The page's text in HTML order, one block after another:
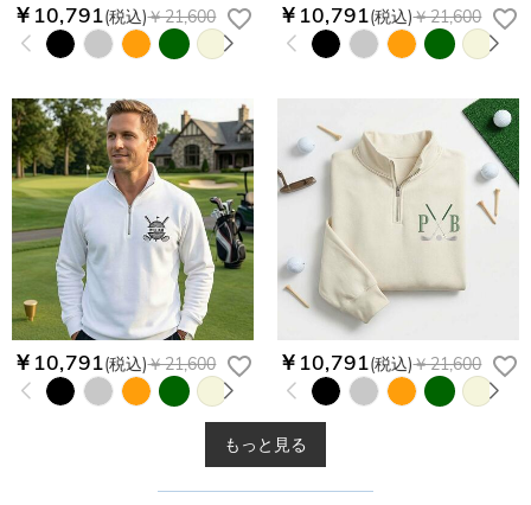
￥10,791(税込)￥21,600 ￥10,791(税込)￥21,600
￥10,791(税込)￥21,600 ￥10,791(税込)￥21,600
もっと見る